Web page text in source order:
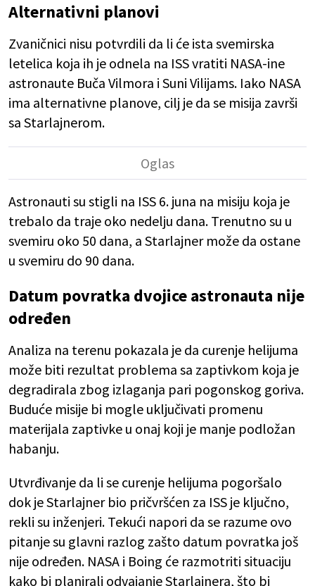
Alternativni planovi
Zvaničnici nisu potvrdili da li će ista svemirska
letelica koja ih je odnela na ISS vratiti NASA-ine
astronaute Buča Vilmora i Suni Vilijams. Iako NASA
ima alternativne planove, cilj je da se misija završi
sa Starlajnerom.
Astronauti su stigli na ISS 6. juna na misiju koja je
trebalo da traje oko nedelju dana. Trenutno su u
svemiru oko 50 dana, a Starlajner može da ostane
u svemiru do 90 dana.
Datum povratka dvojice astronauta nije
određen
Analiza na terenu pokazala je da curenje helijuma
može biti rezultat problema sa zaptivkom koja je
degradirala zbog izlaganja pari pogonskog goriva.
Buduće misije bi mogle uključivati promenu
materijala zaptivke u onaj koji je manje podložan
habanju.
Utvrđivanje da li se curenje helijuma pogoršalo
dok je Starlajner bio pričvršćen za ISS je ključno,
rekli su inženjeri. Tekući napori da se razume ovo
pitanje su glavni razlog zašto datum povratka još
nije određen. NASA i Boing će razmotriti situaciju
kako bi planirali odvajanje Starlajnera, što bi